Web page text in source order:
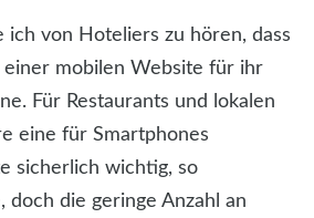
ich von Hoteliers zu hören, dass
einer mobilen Website für ihr
Für Restaurants und lokalen
eine für Smartphones
sicherlich wichtig, so
doch die geringe Anzahl an